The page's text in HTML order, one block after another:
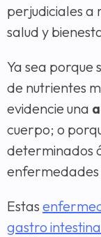
perjudiciales a
salud y
Ya sea porque
de nutrientes
evidencie una
cuerpo; o
determinados
enfermedades
Estas
gastro